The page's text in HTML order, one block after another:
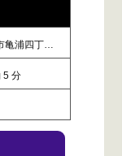
亀浦四丁…
5 分